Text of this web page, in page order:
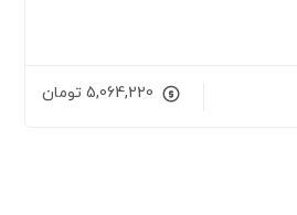
5,064,220 تومان